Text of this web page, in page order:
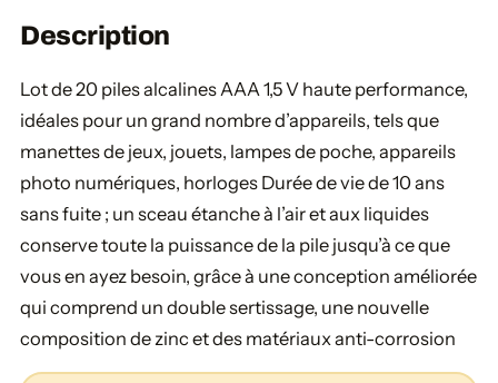
Description
Lot de 20 piles alcalines AAA 1,5 V haute performance,
idéales pour un grand nombre d’appareils, tels que
manettes de jeux, jouets, lampes de poche, appareils
photo numériques, horloges Durée de vie de 10 ans
sans fuite ; un sceau étanche à l’air et aux liquides
conserve toute la puissance de la pile jusqu’à ce que
vous en ayez besoin, grâce à une conception améliorée
qui comprend un double sertissage, une nouvelle
composition de zinc et des matériaux anti-corrosion